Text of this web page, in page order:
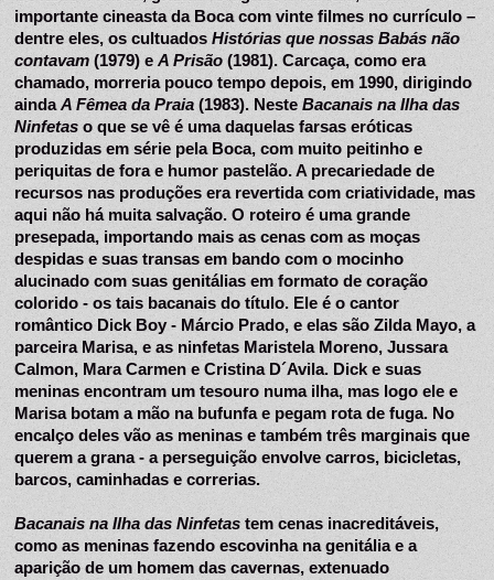
importante cineasta da Boca com vinte filmes no currículo –
dentre eles, os cultuados Histórias que nossas Babás não
contavam (1979) e A Prisão (1981). Carcaça, como era
chamado, morreria pouco tempo depois, em 1990, dirigindo
ainda A Fêmea da Praia (1983). Neste Bacanais na Ilha das
Ninfetas o que se vê é uma daquelas farsas eróticas
produzidas em série pela Boca, com muito peitinho e
periquitas de fora e humor pastelão. A precariedade de
recursos nas produções era revertida com criatividade, mas
aqui não há muita salvação. O roteiro é uma grande
presepada, importando mais as cenas com as moças
despidas e suas transas em bando com o mocinho
alucinado com suas genitálias em formato de coração
colorido - os tais bacanais do título. Ele é o cantor
romântico Dick Boy - Márcio Prado, e elas são Zilda Mayo, a
parceira Marisa, e as ninfetas Maristela Moreno, Jussara
Calmon, Mara Carmen e Cristina D´Avila. Dick e suas
meninas encontram um tesouro numa ilha, mas logo ele e
Marisa botam a mão na bufunfa e pegam rota de fuga. No
encalço deles vão as meninas e também três marginais que
querem a grana - a perseguição envolve carros, bicicletas,
barcos, caminhadas e correrias.
Bacanais na Ilha das Ninfetas tem cenas inacreditáveis,
como as meninas fazendo escovinha na genitália e a
aparição de um homem das cavernas, extenuado